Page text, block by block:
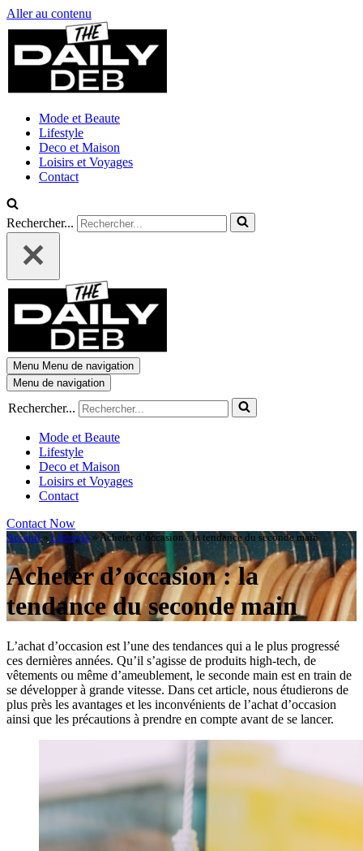
Aller au contenu
Mode et Beaute
Lifestyle
Deco et Maison
Loisirs et Voyages
Contact
Rechercher...
Menu Menu de navigation
Menu de navigation
Rechercher...
Mode et Beaute
Lifestyle
Deco et Maison
Loisirs et Voyages
Contact
Contact Now
Acceuil» Lifestyle »Acheter d’occasion : la tendance du seconde main
Acheter d’occasion : la
tendance du seconde main
L’achat d’occasion est l’une des tendances qui a le plus progressé
ces dernières années. Qu’il s’agisse de produits high-tech, de
vêtements ou même d’ameublement, le seconde main est en train de
se développer à grande vitesse. Dans cet article, nous étudierons de
plus près les avantages et les inconvénients de l’achat d’occasion
ainsi que les précautions à prendre en compte avant de se lancer.